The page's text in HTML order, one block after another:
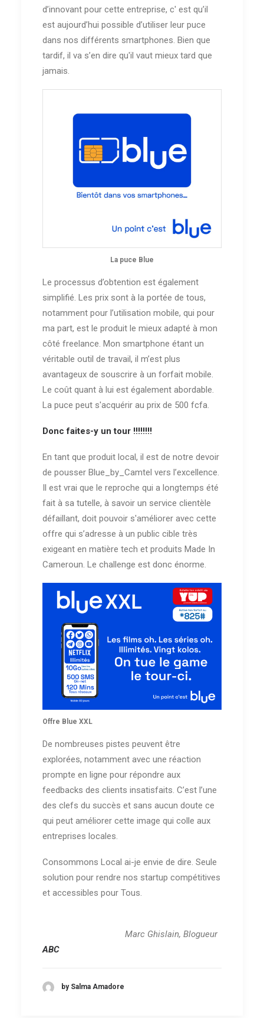
d’innovant pour cette entreprise, c' est qu’il
est aujourd’hui possible d’utiliser leur puce
dans nos différents smartphones. Bien que
tardif, il va s’en dire qu'il vaut mieux tard que
jamais.
La puce Blue
Le processus d’obtention est également
simplifié. Les prix sont à la portée de tous,
notamment pour l’utilisation mobile, qui pour
ma part, est le produit le mieux adapté à mon
côté freelance. Mon smartphone étant un
véritable outil de travail, il m’est plus
avantageux de souscrire à un forfait mobile.
Le coût quant à lui est également abordable.
La puce peut s'acquérir au prix de 500 fcfa.
Donc faites-y un tour !!!!!!!!
En tant que produit local, il est de notre devoir
de pousser Blue_by_Camtel vers l’excellence.
Il est vrai que le reproche qui a longtemps été
fait à sa tutelle, à savoir un service clientèle
défaillant, doit pouvoir s'améliorer avec cette
offre qui s’adresse à un public cible très
exigeant en matière tech et produits Made In
Cameroun. Le challenge est donc énorme.
Offre Blue XXL
De nombreuses pistes peuvent être
explorées, notamment avec une réaction
prompte en ligne pour répondre aux
feedbacks des clients insatisfaits. C’est l’une
des clefs du succès et sans aucun doute ce
qui peut améliorer cette image qui colle aux
entreprises locales.
Consommons Local ai-je envie de dire. Seule
solution pour rendre nos startup compétitives
et accessibles pour Tous.
Marc Ghislain, Blogueur
ABC
by Salma Amadore